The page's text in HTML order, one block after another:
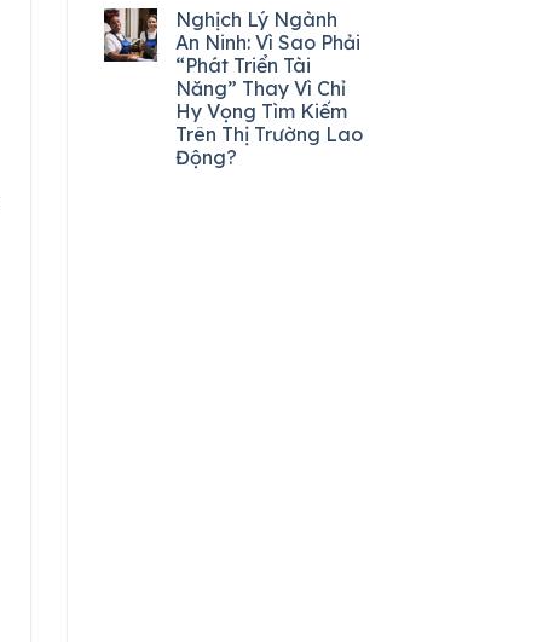
Nghịch Lý Ngành
An Ninh: Vì Sao Phải
“Phát Triển Tài
Năng” Thay Vì Chỉ
Hy Vọng Tìm Kiếm
Trên Thị Trường Lao
Động?